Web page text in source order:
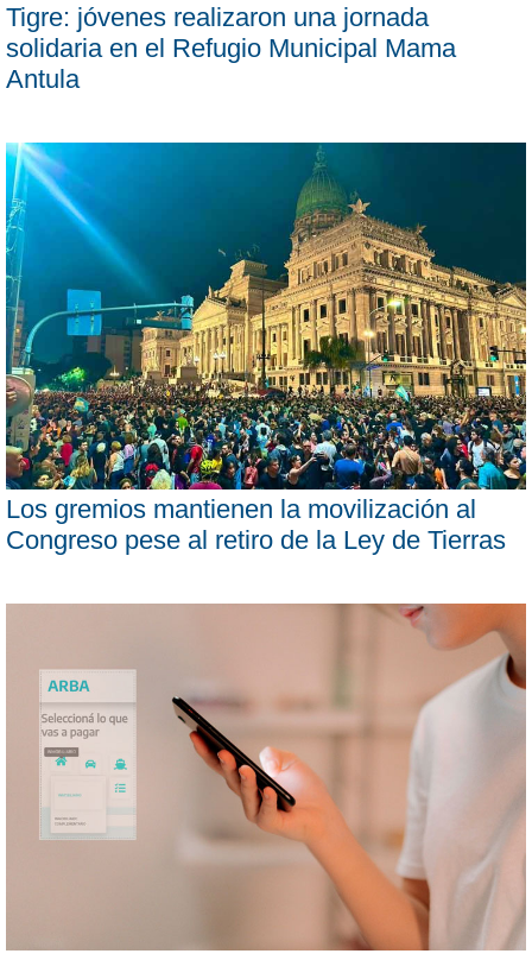
Tigre: jóvenes realizaron una jornada
solidaria en el Refugio Municipal Mama
Antula
Los gremios mantienen la movilización al
Congreso pese al retiro de la Ley de Tierras